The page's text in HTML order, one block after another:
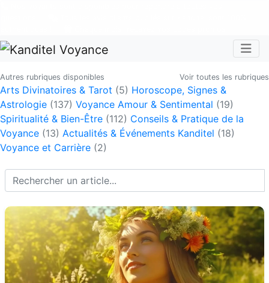
Autres rubriques disponibles Voir toutes les rubriques
Arts Divinatoires & Tarot (5) Horoscope, Signes &
Astrologie (137) Voyance Amour & Sentimental (19)
Spiritualité & Bien-Être (112) Conseils & Pratique de la
Voyance (13) Actualités & Événements Kanditel (18)
Voyance et Carrière (2)